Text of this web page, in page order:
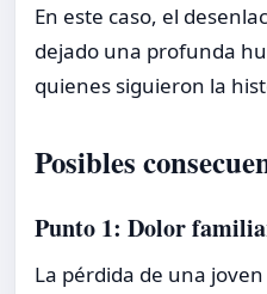
En este caso, el
dejado una profunda
quienes siguieron la
Posibles
Punto 1: Dolor
La pérdida de una